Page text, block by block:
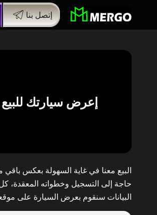
إتصل بنا
إعرض سيارتك
البيع معنا في غاية السهولة بعكس
حاجة إلى التسجيل وخطواته المعقدة،
البيانات سنقوم بعرض السيارة على